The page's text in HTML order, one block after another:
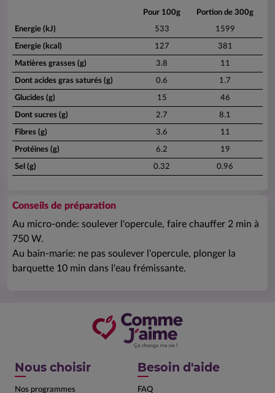
Pour 100g Portion de 300g
Energie (kJ) 533 1599
Energie (kcal) 127 381
Matières grasses (g) 3.8 11
Dont acides gras saturés (g) 0.6 1.7
Glucides (g) 15 46
Dont sucres (g) 2.7 8.1
Fibres (g) 3.6 11
Protéines (g) 6.2 19
Sel (g) 0.32 0.96
Conseils de préparation
Au micro-onde: soulever l'opercule, faire chauffer 2 min à
750 W.
Au bain-marie: ne pas soulever l'opercule, plonger la
barquette 10 min dans l'eau frémissante.
Nous choisir
Nos programmes
Besoin d'aide
FAQ